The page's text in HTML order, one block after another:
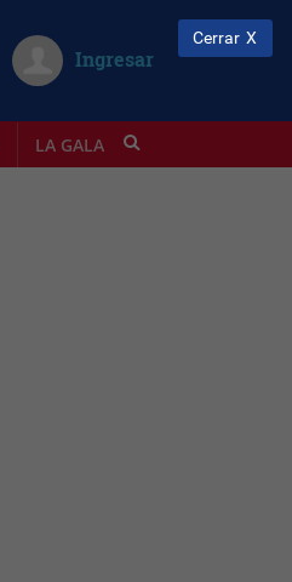
Ingresar
LA GALA INFOSTYLE
Cerrar